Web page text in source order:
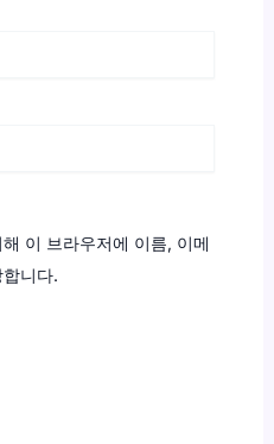
이 브라우저에 이름, 이메
니다.